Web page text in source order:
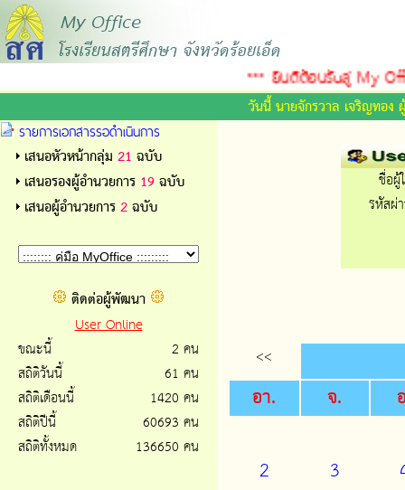
*** ยินดีต้อนรับสู่ My
วันนี้ นายจักรวาล เจริญทอง
รายการเอกสารรอดำเนินการ
เสนอหัวหน้ากลุ่ม 21 ฉบับ
เสนอรองผู้อำนวยการ 19ฉบับ
เสนอผู้อำนวยการ2ฉบับ
ติดต่อผู้พัฒนา
User Online
ขณะนี้
2 คน
สถิติวันนี้
61 คน
สถิติเดือนนี้
1420 คน
สถิติปีนี้
60693 คน
สถิติทั้งหมด
136650 คน
ชื่อผู้
รหัสผ่
<<
อา. จ.
2 3